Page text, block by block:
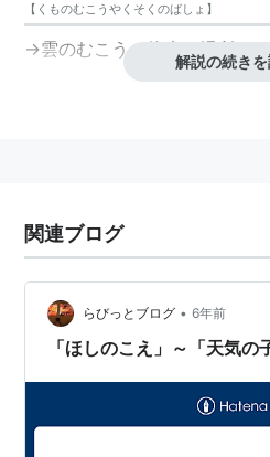
【 くものむこうやくそくのばしょ 】
→雲のむこう、約束の場所
解説の続き
関連ブログ
らびっとブログ • 6年前
「ほしのこえ」～「天気の